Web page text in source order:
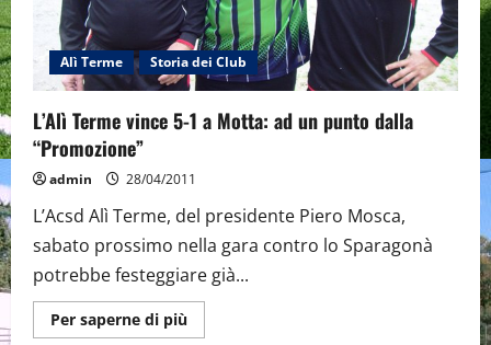
Alì Terme Storia dei Club
L’Alì Terme vince 5-1 a Motta: ad un punto dalla
“Promozione”
admin 28/04/2011
L’Acsd Alì Terme, del presidente Piero Mosca,
sabato prossimo nella gara contro lo Sparagonà
potrebbe festeggiare già...
Per saperne di piùMaggiori
informazioni